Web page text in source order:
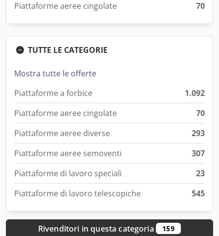
Piattaforme aeree cingolate
70
TUTTE LE CATEGORIE
Mostra tutte le offerte
Piattaforme a forbice
1.092
Piattaforme aeree cingolate
70
Piattaforme aeree diverse
293
Piattaforme aeree semoventi
307
Piattaforme di lavoro speciali
23
Piattaforme di lavoro telescopiche
545
Rivenditori in questa categoria 159